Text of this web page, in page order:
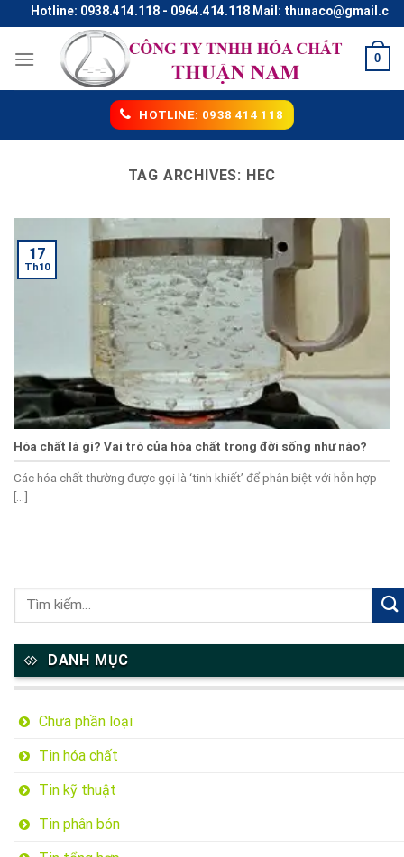
to
content
Hotline: 0938.414.118 - 0964.414.118 Mail: thunaco@gmail.com
0
HOTLINE: 0938 414 118
TAG ARCHIVES: HEC
Hóa chất là gì? Vai trò của hóa chất trong đời sống như nào?
Các hóa chất thường được gọi là ‘tinh khiết’ để phân biệt với hỗn hợp
[...]
17
Th10
DANH MỤC
Chưa phần loại
Tin hóa chất
Tin kỹ thuật
Tin phân bón